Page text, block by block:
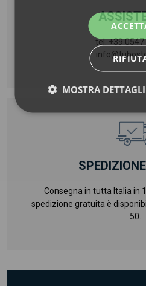
tel. +39
Consegna in tutta Italia in
spedizione gratuita è
50.
MOSTRA DETTAGLI